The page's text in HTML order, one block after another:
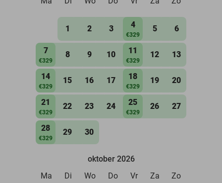
1 2 3 4
€329
5 6
7
€329
8 9 10 11
€329
12 13
14
€329
15 16 17 18
€329
19 20
21
€329
22 23 24 25
€329
26 27
28
€329
29 30
oktober 2026
Ma
Di Wo Do Vr Za Zo